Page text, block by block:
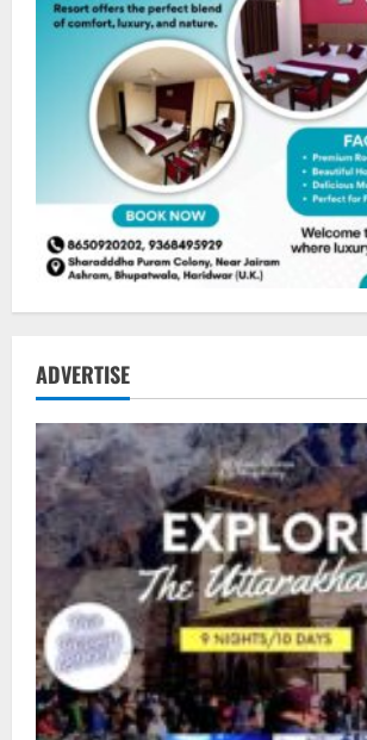
ADVERTISE